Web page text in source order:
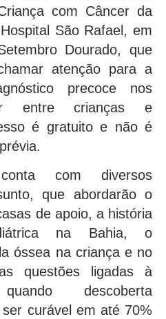
com Câncer da
São Rafael, em
Dourado, que
atenção para a
precoce nos
entre crianças e
é gratuito e não é
com diversos
que abordarão o
de apoio, a história
na Bahia, o
óssea na criança e no
questões ligadas à
descoberta
curável em até 70%